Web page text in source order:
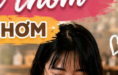
là giác quan duy nhất có
Hương thơm không chỉ làm
rung động của ngôi nhà. Để
cao cấp, được chế tác từ
lượng Kim và xoa dịu sự